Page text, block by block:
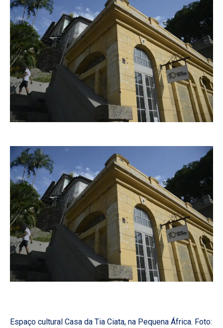
Espaço cultural Casa da Tia Ciata, na Pequena África. Foto: